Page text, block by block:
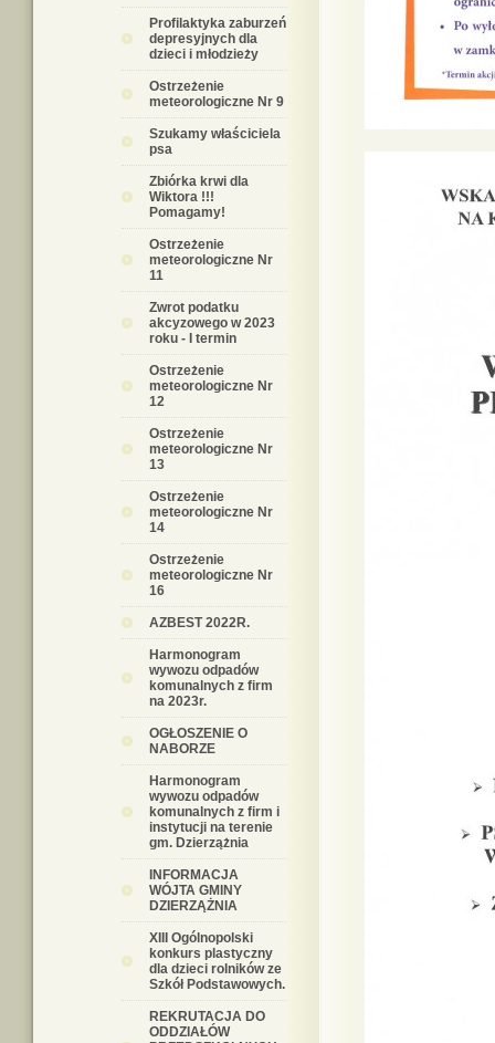
Profilaktyka zaburzeń
depresyjnych dla
dzieci i młodzieży
Ostrzeżenie
meteorologiczne Nr 9
Szukamy właściciela
psa
Zbiórka krwi dla
Wiktora !!!
Pomagamy!
Ostrzeżenie
meteorologiczne Nr
11
Zwrot podatku
akcyzowego w 2023
roku - I termin
Ostrzeżenie
meteorologiczne Nr
12
Ostrzeżenie
meteorologiczne Nr
13
Ostrzeżenie
meteorologiczne Nr
14
Ostrzeżenie
meteorologiczne Nr
16
AZBEST 2022R.
Harmonogram
wywozu odpadów
komunalnych z firm
na 2023r.
OGŁOSZENIE O
NABORZE
Harmonogram
wywozu odpadów
komunalnych z firm i
instytucji na terenie
gm. Dzierzążnia
INFORMACJA
WÓJTA GMINY
DZIERZĄŻNIA
XIII Ogólnopolski
konkurs plastyczny
dla dzieci rolników ze
Szkół Podstawowych.
REKRUTACJA DO
ODDZIAŁÓW